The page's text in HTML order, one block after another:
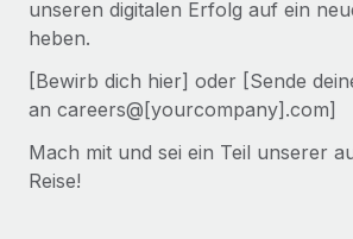
Integrationen
Prozessoptimierung mit
PARTNER WERDEN
Strategische Technologiepartner
Flexible Einbettung von Global-HR-
Plattform
Partner werden
Bibliothek für Stellenbeschreibungen
Webinare
Newsroom
한국어
中文（简体）
unseren digitalen Erfolg auf ein
heben.
[Bewirb dich hier] oder [Sende
an careers@[yourcompany].com]
Mach mit und sei ein Teil unserer
Reise!